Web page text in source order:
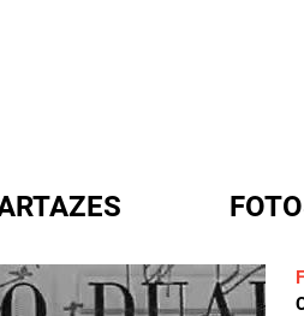
DE BUSCA